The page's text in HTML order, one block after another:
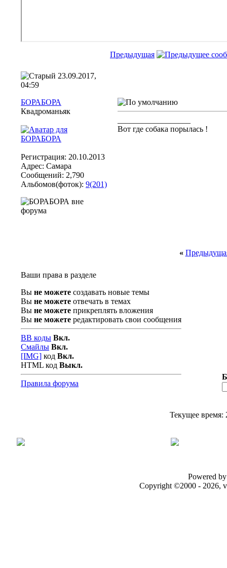
Предыдущая
23.09.2017,
04:59
БОРАБОРА
Квадроманьяк
Регистрация: 20.10.2013
Адрес: Cамара
Сообщений: 2,790
Альбомов(фоток): 9(201)
Вот где собака порылась !
«
Ваши права в разделе
Вы не можете создавать новые темы
Вы не можете отвечать в темах
Вы не можете прикреплять вложения
Вы не можете редактировать свои сообщения
BB коды Вкл.
Смайлы Вкл.
[IMG] код Вкл.
HTML код Выкл.
Правила форума
Текущее время:
Powered
Copyright ©2000 - 2026,